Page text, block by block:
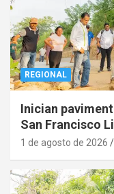
REGIONAL
Inician
San Francisco
1 de agosto de 2026